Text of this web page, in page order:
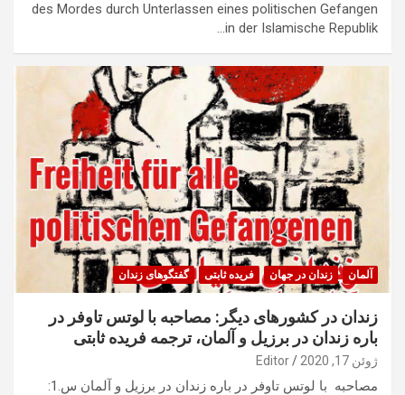
des Mordes durch Unterlassen eines politischen Gefangen
in der Islamische Republik…
آلمان زندان در جهان فریده ثابتی گفتگوهای زندان
زندان در کشورهای دیگر: مصاحبه با لوتس تاوفر در
باره زندان در برزیل و آلمان، ترجمه فریده ثابتی
ژوئن 17, 2020 Editor
مصاحبه با لوتس تاوفر در باره زندان در برزیل و آلمان س.1: